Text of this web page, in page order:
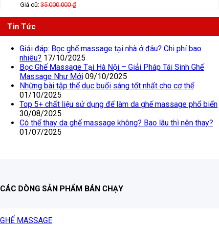
Giá cũ: 35.000.000₫
Tin Tức
Giải đáp: Bọc ghế massage tại nhà ở đâu? Chi phí bao
nhiêu? 17/10/2025
Bọc Ghế Massage Tại Hà Nội – Giải Pháp Tái Sinh Ghế
Massage Như Mới 09/10/2025
Những bài tập thể dục buổi sáng tốt nhất cho cơ thể
01/10/2025
Top 5+ chất liệu sử dụng để làm da ghế massage phổ biến
30/08/2025
Có thể thay da ghế massage không? Bao lâu thì nên thay?
01/07/2025
CÁC DÒNG SẢN PHẨM BÁN CHẠY
GHẾ MASSAGE